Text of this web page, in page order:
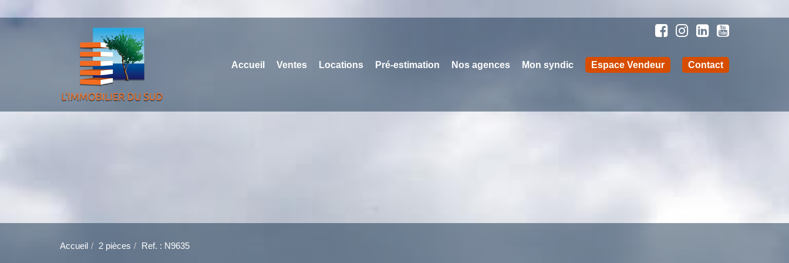
Accueil Ventes Locations Pré-estimation Nos agences Mon syndic Espace Vendeur Contact
Accueil 2 pièces Ref. : N9635